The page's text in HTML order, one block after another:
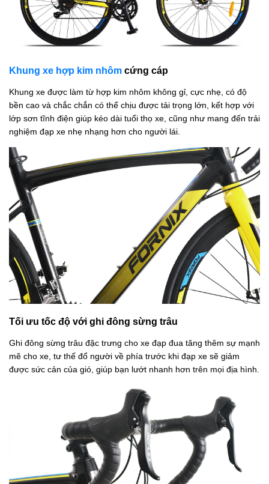
Khung xe hợp kim nhôm cứng cáp
Khung xe được làm từ hợp kim nhôm không gỉ, cực nhẹ, có độ
bền cao và chắc chắn có thể chịu được tải trọng lớn, kết hợp với
lớp sơn tĩnh điện giúp kéo dài tuổi thọ xe, cũng như mang đến trải
nghiệm đạp xe nhẹ nhạng hơn cho người lái.
Tối ưu tốc độ với ghi đông sừng trâu
Ghi đông sừng trâu đặc trưng cho xe đạp đua tăng thêm sự mạnh
mẽ cho xe, tư thế đổ người về phía trước khi đạp xe sẽ giảm
được sức cản của gió, giúp bạn lướt nhanh hơn trên mọi địa hình.